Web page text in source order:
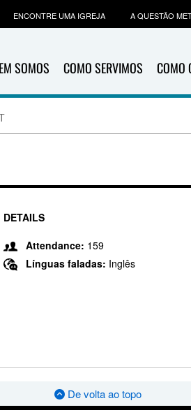
SOMOS COMO SERVIMOS COMO
ENCONTRE UMA IGREJA A QUESTÃO
DETAILS
Attendance: 159
Línguas faladas: Inglês
De volta ao topo